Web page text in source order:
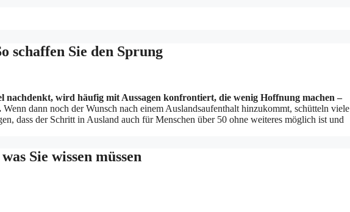
schaffen Sie den Sprung
nachdenkt, wird häufig mit Aussagen konfrontiert, die wenig Hoffnung machen –
Wenn dann noch der Wunsch nach einem Auslandsaufenthalt hinzukommt, schütteln viele
dass der Schritt in Ausland auch für Menschen über 50 ohne weiteres möglich ist und
Sie wissen müssen